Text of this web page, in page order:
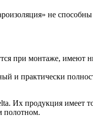
не
при монтаже, имеют
и практически
Их продукция имеет
полотном.